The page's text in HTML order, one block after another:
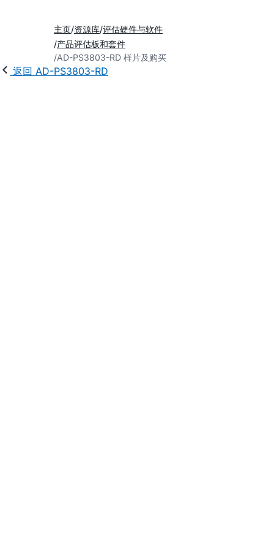
主页 资源库 评估硬件与软件
产品评估板和套件
AD-PS3803-RD 样片及购买
返回 AD-PS3803-RD